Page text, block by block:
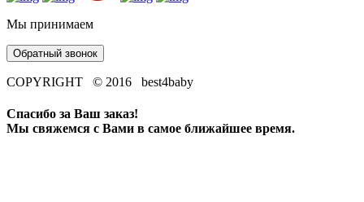
Мы принимаем
Обратный звонок
COPYRIGHT © 2016 best4baby
Спасибо за Ваш заказ!
Мы свяжемся с Вами в самое ближайшее время.